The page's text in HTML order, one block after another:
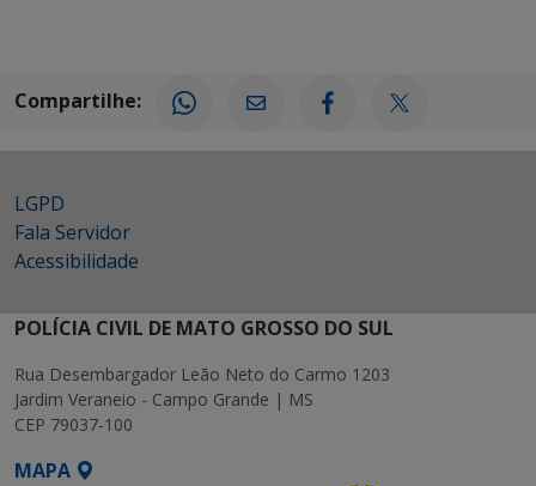
Compartilhe:
LGPD
Fala Servidor
Acessibilidade
POLÍCIA CIVIL DE MATO GROSSO DO SUL
Rua Desembargador Leão Neto do Carmo 1203
Jardim Veraneio - Campo Grande | MS
CEP 79037-100
MAPA